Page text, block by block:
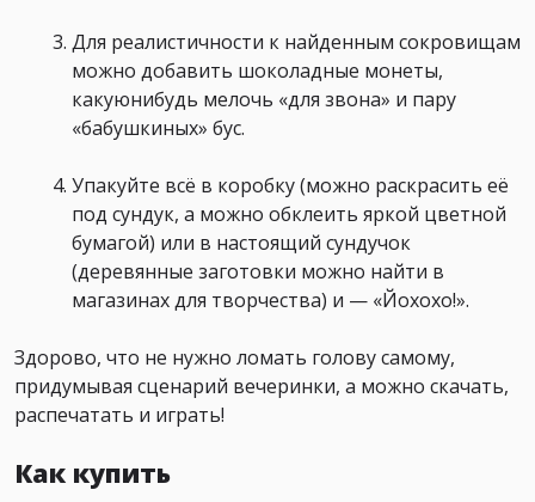
Для реалистичности к найденным сокровищам
можно добавить шоколадные монеты,
какуюнибудь мелочь «для звона» и пару
«бабушкиных» бус.
Упакуйте всё в коробку (можно раскрасить её
под сундук, а можно обклеить яркой цветной
бумагой) или в настоящий сундучок
(деревянные заготовки можно найти в
магазинах для творчества) и — «Йохохо!».
Здорово, что не нужно ломать голову самому,
придумывая сценарий вечеринки, а можно скачать,
распечатать и играть!
Как купить